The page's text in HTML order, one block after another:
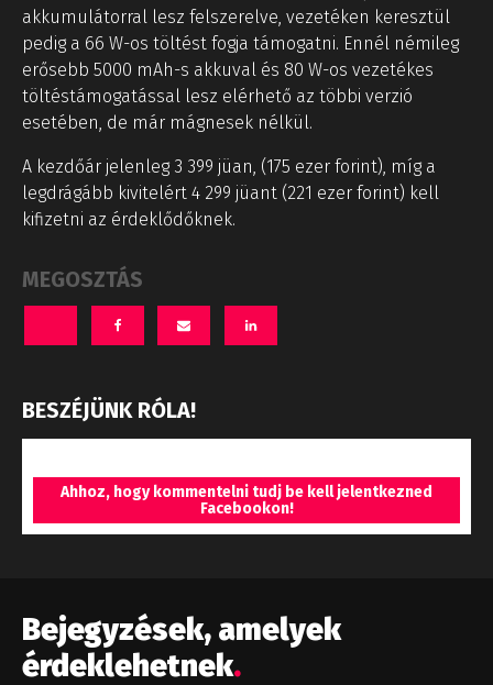
akkumulátorral lesz felszerelve, vezetéken keresztül
pedig a 66 W-os töltést fogja támogatni. Ennél némileg
erősebb 5000 mAh-s akkuval és 80 W-os vezetékes
töltéstámogatással lesz elérhető az többi verzió
esetében, de már mágnesek nélkül.
A kezdőár jelenleg 3 399 jüan, (175 ezer forint), míg a
legdrágább kivitelért 4 299 jüant (221 ezer forint) kell
kifizetni az érdeklődőknek.
MEGOSZTÁS
BESZÉJÜNK RÓLA!
Ahhoz, hogy kommentelni tudj be kell jelentkezned
Facebookon!
Bejegyzések, amelyek
érdeklehetnek.